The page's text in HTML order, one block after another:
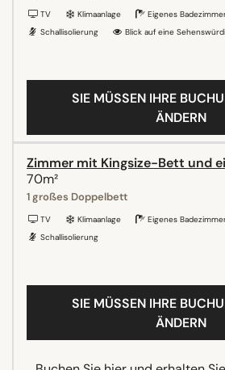
TV Klimaanlage Eigenes
Schallisolierung
Blick auf eine
SIE MÜSSEN IHRE
ÄNDERN
Zimmer mit Kingsize-Bett und
70m²
1 großes Doppelbett
TV Klimaanlage Eigenes
Schallisolierung
SIE MÜSSEN IHRE
ÄNDERN